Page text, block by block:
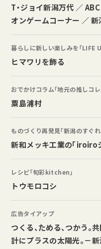
T・ジョイ新潟万代 ／
オンゲームコーナー ／
暮らしに新しい楽しみを「LIFE
ヒマワリを飾る
おでかけコラム「地元の推しコレ
粟島浦村
ものづくり再発見「新潟のすぐれ
新和メッキ工業の「iroiro
レシピ「旬彩kitchen」
トウモロコシ
広告タイアップ
つくる、ためる、つかう
計にプラスの太陽光。－